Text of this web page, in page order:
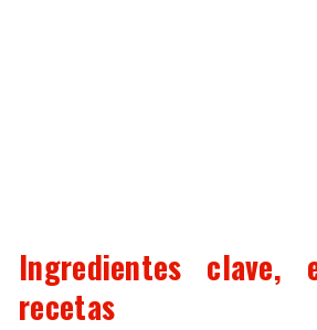
Ingredientes clave,
recetas